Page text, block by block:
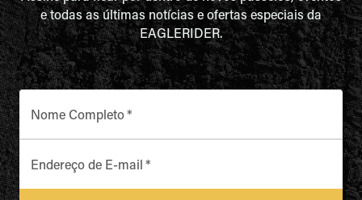
e todas as últimas notícias e ofertas especiais da
EAGLERIDER.
Nome Completo*
Endereço de E-mail *